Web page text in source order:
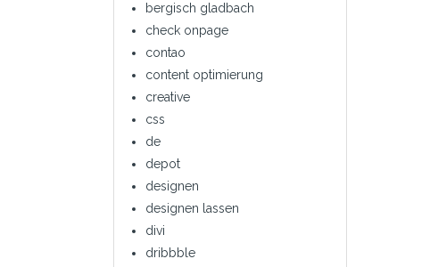
bergisch gladbach
check onpage
contao
content optimierung
creative
css
de
depot
designen
designen lassen
divi
dribbble